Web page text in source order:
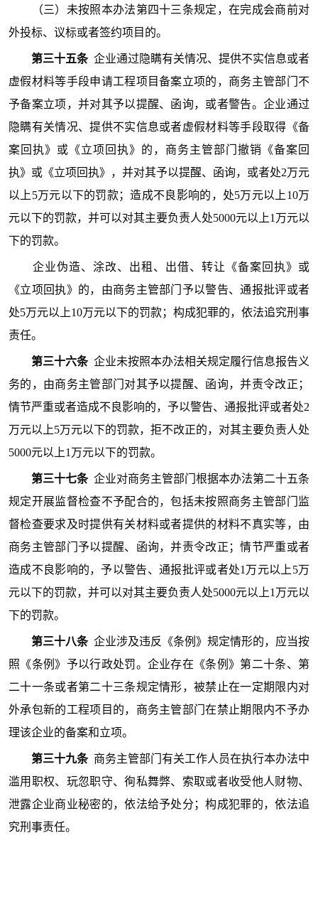
（三）未按照本办法第四十三条规定，在完成会商前对
外投标、议标或者签约项目的。
第三十五条 企业通过隐瞒有关情况、提供不实信息或者
虚假材料等手段申请工程项目备案立项的，商务主管部门不
予备案立项，并对其予以提醒、函询，或者警告。企业通过
隐瞒有关情况、提供不实信息或者虚假材料等手段取得《备
案回执》或《立项回执》的，商务主管部门撤销《备案回
执》或《立项回执》，并对其予以提醒、函询，或者处2万元
以上5万元以下的罚款；造成不良影响的，处5万元以上10万
元以下的罚款，并可以对其主要负责人处5000元以上1万元以
下的罚款。
企业伪造、涂改、出租、出借、转让《备案回执》或
《立项回执》的，由商务主管部门予以警告、通报批评或者
处5万元以上10万元以下的罚款；构成犯罪的，依法追究刑事
责任。
第三十六条 企业未按照本办法相关规定履行信息报告义
务的，由商务主管部门对其予以提醒、函询，并责令改正；
情节严重或者造成不良影响的，予以警告、通报批评或者处2
万元以上5万元以下的罚款，拒不改正的，对其主要负责人处
5000元以上1万元以下的罚款。
第三十七条 企业对商务主管部门根据本办法第二十五条
规定开展监督检查不予配合的，包括未按照商务主管部门监
督检查要求及时提供有关材料或者提供的材料不真实等，由
商务主管部门予以提醒、函询，并责令改正；情节严重或者
造成不良影响的，予以警告、通报批评或者处1万元以上5万
元以下的罚款，并可以对其主要负责人处5000元以上1万元以
下的罚款。
第三十八条 企业涉及违反《条例》规定情形的，应当按
照《条例》予以行政处罚。企业存在《条例》第二十条、第
二十一条或者第二十三条规定情形，被禁止在一定期限内对
外承包新的工程项目的，商务主管部门在禁止期限内不予办
理该企业的备案和立项。
第三十九条 商务主管部门有关工作人员在执行本办法中
滥用职权、玩忽职守、徇私舞弊、索取或者收受他人财物、
泄露企业商业秘密的，依法给予处分；构成犯罪的，依法追
究刑事责任。